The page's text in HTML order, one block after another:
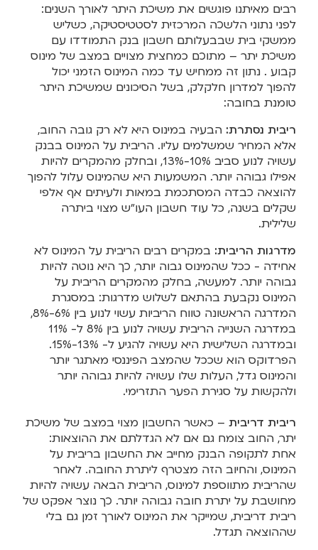
רבים מאיתנו פוגשים את משיכת היתר לאורך השנים:
לפני נתוני הלשכה המרכזית לסטטיסטיקה, כשליש
ממשקי בית שבבעלותם חשבון בנק התמודדו עם
משיכת יתר – מתוכם כמחצית מצויים במצב של מינוס
קבוע . נתון זה ממחיש עד כמה המינוס הזמני יכול
להפוך למדרון חלקלק, בשל הסיכונים שמשיכת היתר
טומנת בחובה:
ריבית נסתרת: הבעיה במינוס היא לא רק גובה החוב,
אלא המחיר שמשלמים עליו. הריבית על המינוס בבנק
עשויה לנוע סביב 10%-13%, ובחלק מהמקרים להיות
אפילו גבוהה יותר. המשמעות היא שהמינוס עלול להפוך
להוצאה כבדה המסתכמת במאות ולעיתים אף אלפי
שקלים בשנה, כל עוד חשבון העו"ש מצוי ביתרה
שלילית.
מדרגות הריבית: במקרים רבים הריבית על המינוס לא
אחידה - ככל שהמינוס גבוה יותר, כך היא נוטה להיות
גבוהה יותר. למעשה, בחלק מהמקרים הריבית על
המינוס נקבעת בהתאם לשלוש מדרגות: במסגרת
המדרגה הראשונה טווח הריביות עשוי לנוע בין 6%-8%,
במדרגה השנייה הריבית עשויה לנוע בין 8% ל- 11%
ובמדרגה השלישית היא עשויה להגיע ל- 13%-15%.
הפרדוקס הוא שככל שהמצב הפיננסי מאתגר יותר
והמינוס גדל, העלות שלו עשויה להיות גבוהה יותר
ולהקשות על סגירת הפער התזרימי.
ריבית דריבית – כאשר החשבון מצוי במצב של משיכת
יתר, החוב צומח גם אם לא הגדלתם את ההוצאות:
אחת לתקופה הבנק מחייב את החשבון בריבית על
המינוס, והחיוב הזה מצטרף ליתרת החובה. לאחר
שהריבית מתווספת למינוס, הריבית הבאה עשויה להיות
מחושבת על יתרת חובה גבוהה יותר. כך נוצר אפקט של
ריבית דריבית, שמייקר את המינוס לאורך זמן גם בלי
שההוצאה תגדל.